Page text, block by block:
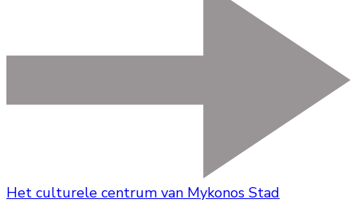
Het culturele centrum van Mykonos Stad